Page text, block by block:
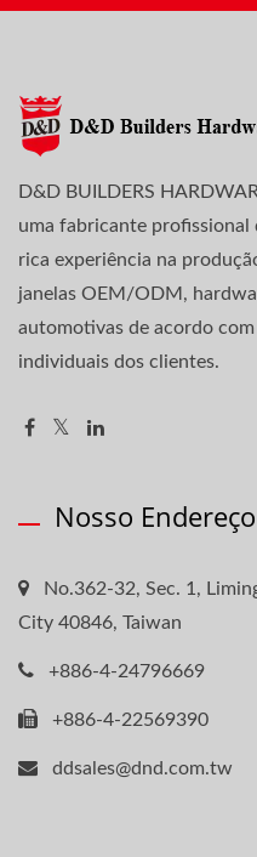
D&D BUILDERS
uma fabricante profissional
rica experiência na
janelas OEM/ODM,
automotivas de acordo com
individuais dos clientes.
Nosso Endereço
No.362-32, Sec. 1,
City 40846, Taiwan
+886-4-24796669
+886-4-22569390
ddsales@dnd.com.tw